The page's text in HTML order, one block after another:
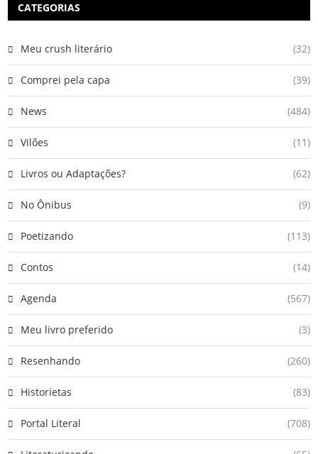
CATEGORIAS
Meu crush literário (32)
Comprei pela capa (39)
News (484)
Vilões (11)
Livros ou Adaptações? (62)
No Ônibus (9)
Poetizando (113)
Contos (14)
Agenda (567)
Meu livro preferido (3)
Resenhando (260)
Historietas (83)
Portal Literal (708)